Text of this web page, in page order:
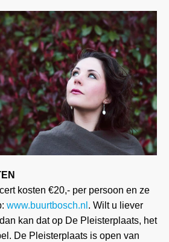
kosten €20,- per persoon en ze
www.buurtbosch.nl . Wilt u liever
kan dat op De Pleisterplaats, het
De Pleisterplaats is open van